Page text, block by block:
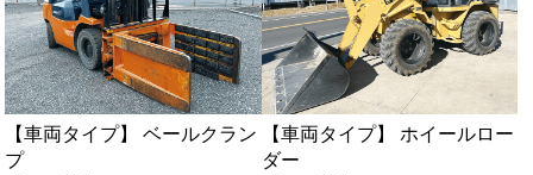
【車両タイプ】 ベールクラン
プ
【車両タイプ】 ホイールロー
ダー